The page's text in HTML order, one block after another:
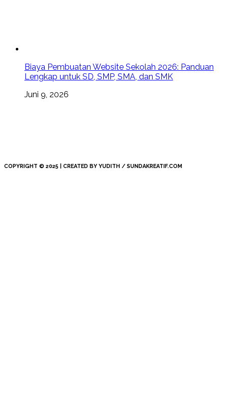
Biaya Pembuatan Website Sekolah 2026: Panduan
Lengkap untuk SD, SMP, SMA, dan SMK
Juni 9, 2026
COPYRIGHT © 2025 | CREATED BY YUDITH / SUNDAKREATIF.COM